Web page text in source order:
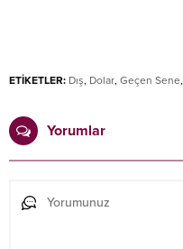
ETİKETLER: Dış, Dolar, Geçen Sene,
Yorumlar